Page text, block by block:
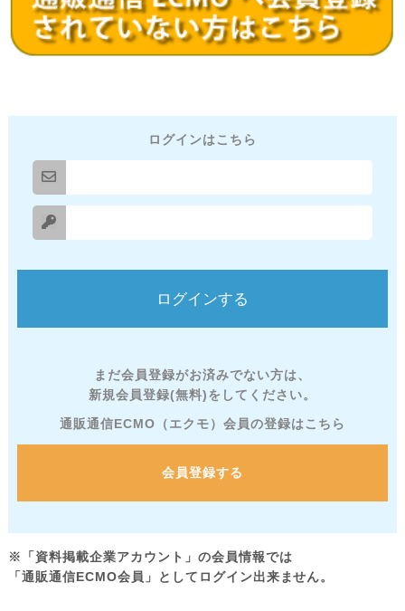
ログインはこちら
まだ会員登録がお済みでない方は、
新規会員登録(無料)をしてください。
通販通信ECMO（エクモ）会員の登録はこちら
会員登録する
※「資料掲載企業アカウント」の会員情報では
「通販通信ECMO会員」としてログイン出来ません。